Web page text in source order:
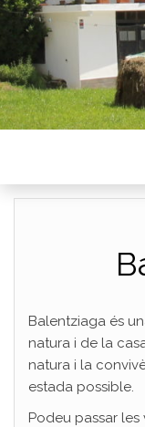
Balentziaga és
natura i de la
natura i la
estada possible.
Podeu passar